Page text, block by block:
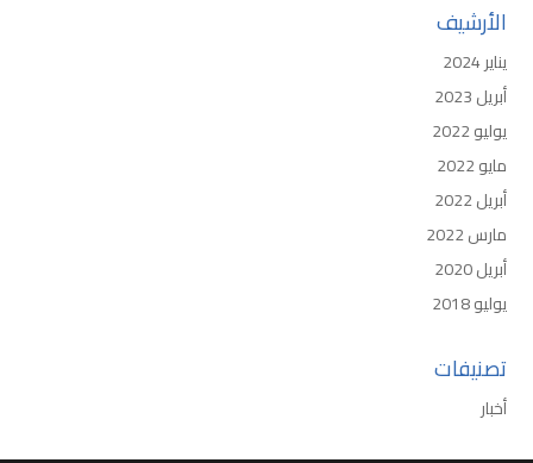
الأرشيف
يناير 2024
أبريل 2023
يوليو 2022
مايو 2022
أبريل 2022
مارس 2022
أبريل 2020
يوليو 2018
تصنيفات
أخبار